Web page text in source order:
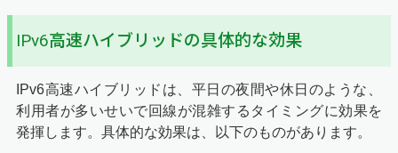
IPv6高速ハイブリッドの具体的な効果
IPv6高速ハイブリッドは、平日の夜間や休日のような、
利用者が多いせいで回線が混雑するタイミングに効果を
発揮します。具体的な効果は、以下のものがあります。